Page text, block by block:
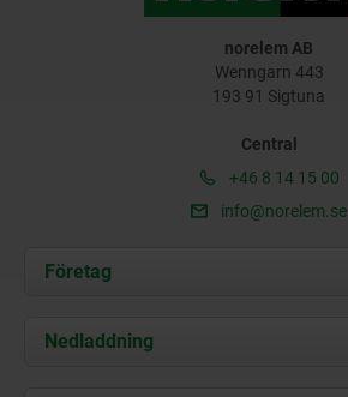
norelem AB
Wenngarn 443
193 91 Sigtuna
Central
+46 8 14 15 00
info@norelem.se
Företag
Om oss
Nedladdning